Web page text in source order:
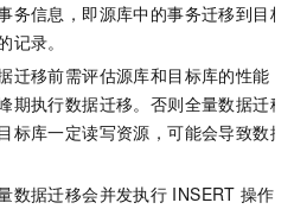
务信息，即源库中的事务迁移到目标
记录。
迁移前需评估源库和目标库的性能，
期执行数据迁移。否则全量数据迁移
标库一定读写资源，可能会导致数据
数据迁移会并发执行 INSERT 操作